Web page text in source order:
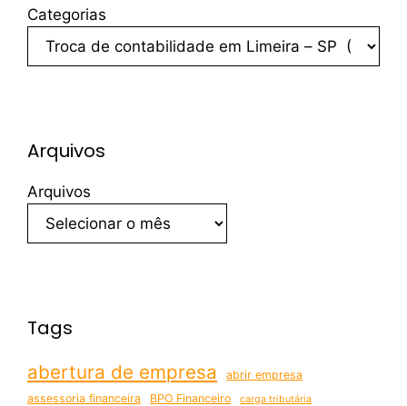
Categorias
Arquivos
Arquivos
Tags
abertura de empresa
abrir empresa
assessoria financeira
BPO Financeiro carga tributária